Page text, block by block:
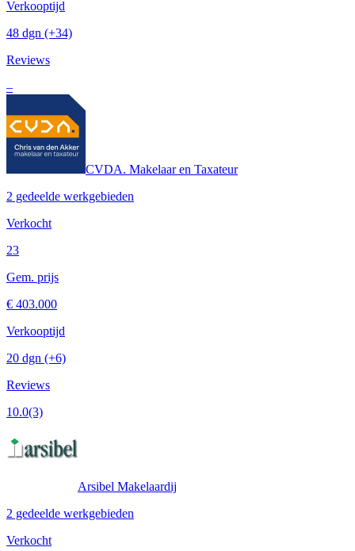
Verkooptijd
48 dgn (+34)
Reviews
–
CVDA. Makelaar en Taxateur
2 gedeelde werkgebieden
Verkocht
23
Gem. prijs
€ 403.000
Verkooptijd
20 dgn (+6)
Reviews
10.0(3)
Arsibel Makelaardij
2 gedeelde werkgebieden
Verkocht